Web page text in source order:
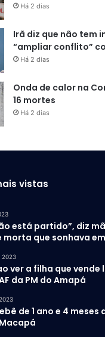
Há 2 dias
Irã diz que não tem
“ampliar conflito”
Há 2 dias
Onda de calor na
16 mortes
Há 2 dias
vistas
está partido”, diz
que sonhava em
2023
ver a filha que vende
da PM do Amapá
de 1 ano e 4